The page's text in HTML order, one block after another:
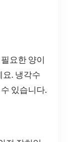
요한 양이
. 냉각수
있습니다.